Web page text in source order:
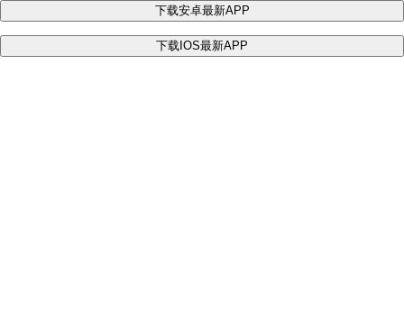
下载安卓最新APP
下载IOS最新APP